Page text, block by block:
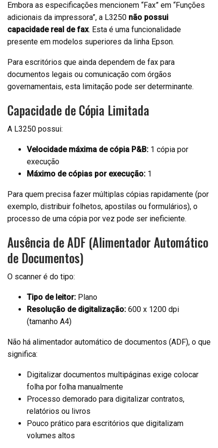
Embora as especificações mencionem “Fax” em “Funções
adicionais da impressora”, a L3250 não possui
capacidade real de fax. Esta é uma funcionalidade
presente em modelos superiores da linha Epson.
Para escritórios que ainda dependem de fax para
documentos legais ou comunicação com órgãos
governamentais, esta limitação pode ser determinante.
Capacidade de Cópia Limitada
A L3250 possui:
Velocidade máxima de cópia P&B: 1 cópia por
execução
Máximo de cópias por execução: 1
Para quem precisa fazer múltiplas cópias rapidamente (por
exemplo, distribuir folhetos, apostilas ou formulários), o
processo de uma cópia por vez pode ser ineficiente.
Ausência de ADF (Alimentador Automático
de Documentos)
O scanner é do tipo:
Tipo de leitor: Plano
Resolução de digitalização: 600 x 1200 dpi
(tamanho A4)
Não há alimentador automático de documentos (ADF), o que
significa:
Digitalizar documentos multipáginas exige colocar
folha por folha manualmente
Processo demorado para digitalizar contratos,
relatórios ou livros
Pouco prático para escritórios que digitalizam
volumes altos